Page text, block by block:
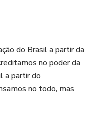
a partir das fontes
"de carne e
e apresentá-la de
pais e filhos. Sem
história, mas também
do Brasil a partir da
no poder da
a partir do
no todo, mas